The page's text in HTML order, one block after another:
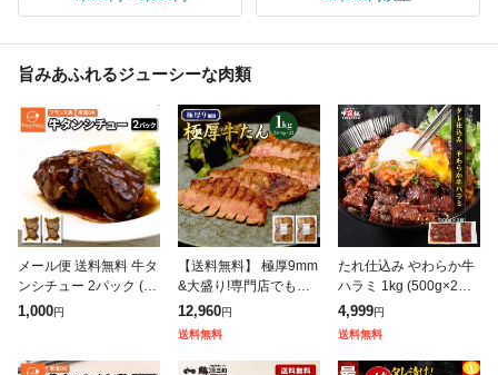
旨みあふれるジューシーな肉類
メール便 送料無料 牛タ
ンシチュー 2パック (10
0g×2) 牛タン 牛たん タ
1,000円
【送料無料】 極厚9mm
&大盛り!専門店でも提
供しているプロ仕様
〔味付け牛タン1kg(50
0g×2)〕仙台名物の味わ
いをフライパ
12,960円
送料無料
たれ仕込み やわらか牛
ハラミ 1kg (500g×2袋)
4〜6人前 牛肉 ハラミ
はらみ 焼肉 BBQ バー
ベキュー タレ漬け
4,999円
送料無料